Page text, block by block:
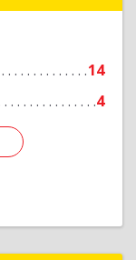
14
4
Подробнее